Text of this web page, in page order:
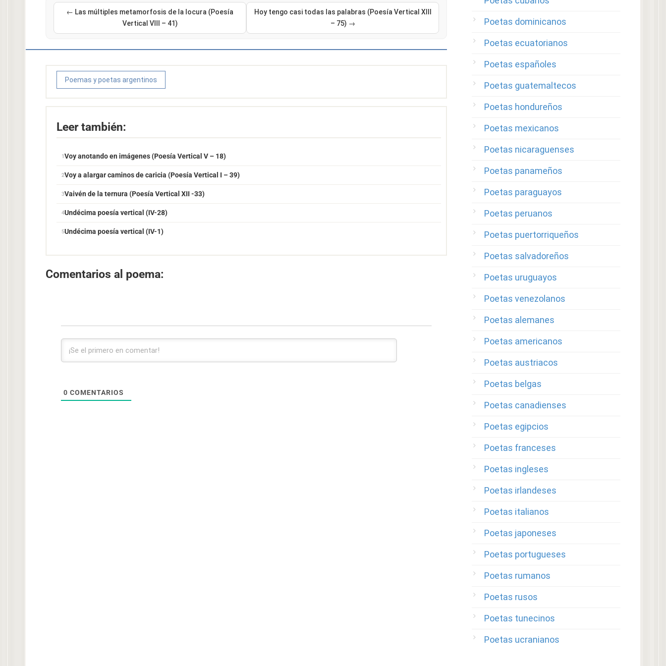
← Las múltiples metamorfosis de la locura (Poesía
Vertical VIII – 41)
Hoy tengo casi todas las palabras (Poesía Vertical XIII
– 75) →
Poemas y poetas argentinos
Leer también:
Voy anotando en imágenes (Poesía Vertical V – 18)
Voy a alargar caminos de caricia (Poesía Vertical I – 39)
Vaivén de la ternura (Poesía Vertical XII -33)
Undécima poesía vertical (IV-28)
Undécima poesía vertical (IV-1)
Comentarios al poema:
0 COMENTARIOS
Poetas dominicanos
Poetas ecuatorianos
Poetas españoles
Poetas guatemaltecos
Poetas hondureños
Poetas mexicanos
Poetas nicaraguenses
Poetas panameños
Poetas paraguayos
Poetas peruanos
Poetas puertorriqueños
Poetas salvadoreños
Poetas uruguayos
Poetas venezolanos
Poetas alemanes
Poetas americanos
Poetas austriacos
Poetas belgas
Poetas canadienses
Poetas egipcios
Poetas franceses
Poetas ingleses
Poetas irlandeses
Poetas italianos
Poetas japoneses
Poetas portugueses
Poetas rumanos
Poetas rusos
Poetas tunecinos
Poetas ucranianos